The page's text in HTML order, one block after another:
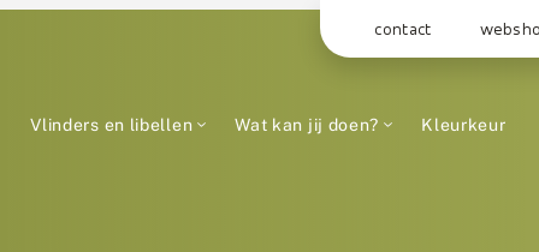
contact
Vlinders en libellen Wat kan jij doen? Kleurkeur